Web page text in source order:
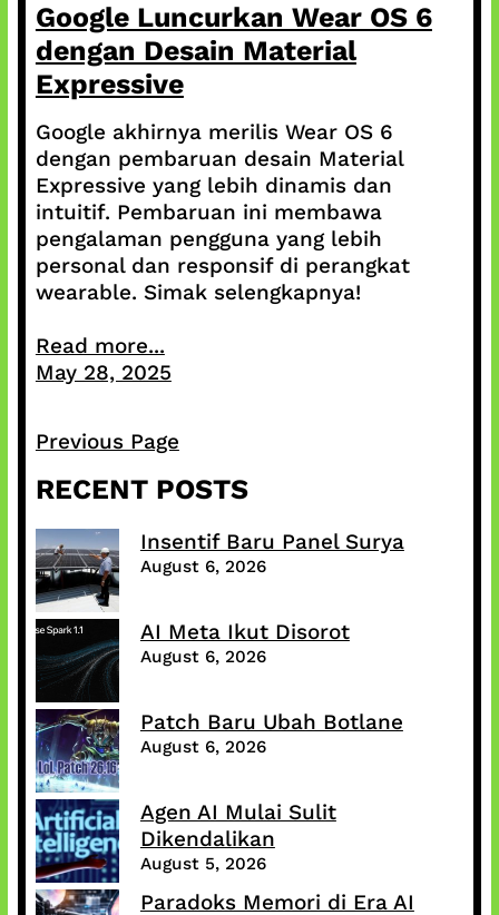
Google Luncurkan Wear OS 6
dengan Desain Material
Expressive
Google akhirnya merilis Wear OS 6
dengan pembaruan desain Material
Expressive yang lebih dinamis dan
intuitif. Pembaruan ini membawa
pengalaman pengguna yang lebih
personal dan responsif di perangkat
wearable. Simak selengkapnya!
Read more...
May 28, 2025
Previous Page
RECENT POSTS
Insentif Baru Panel Surya
August 6, 2026
AI Meta Ikut Disorot
August 6, 2026
Patch Baru Ubah Botlane
August 6, 2026
Agen AI Mulai Sulit
Dikendalikan
August 5, 2026
Paradoks Memori di Era AI